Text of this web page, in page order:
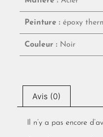
Peinture : époxy
Couleur : Noir
Avis (0)
Il n’y a pas encore